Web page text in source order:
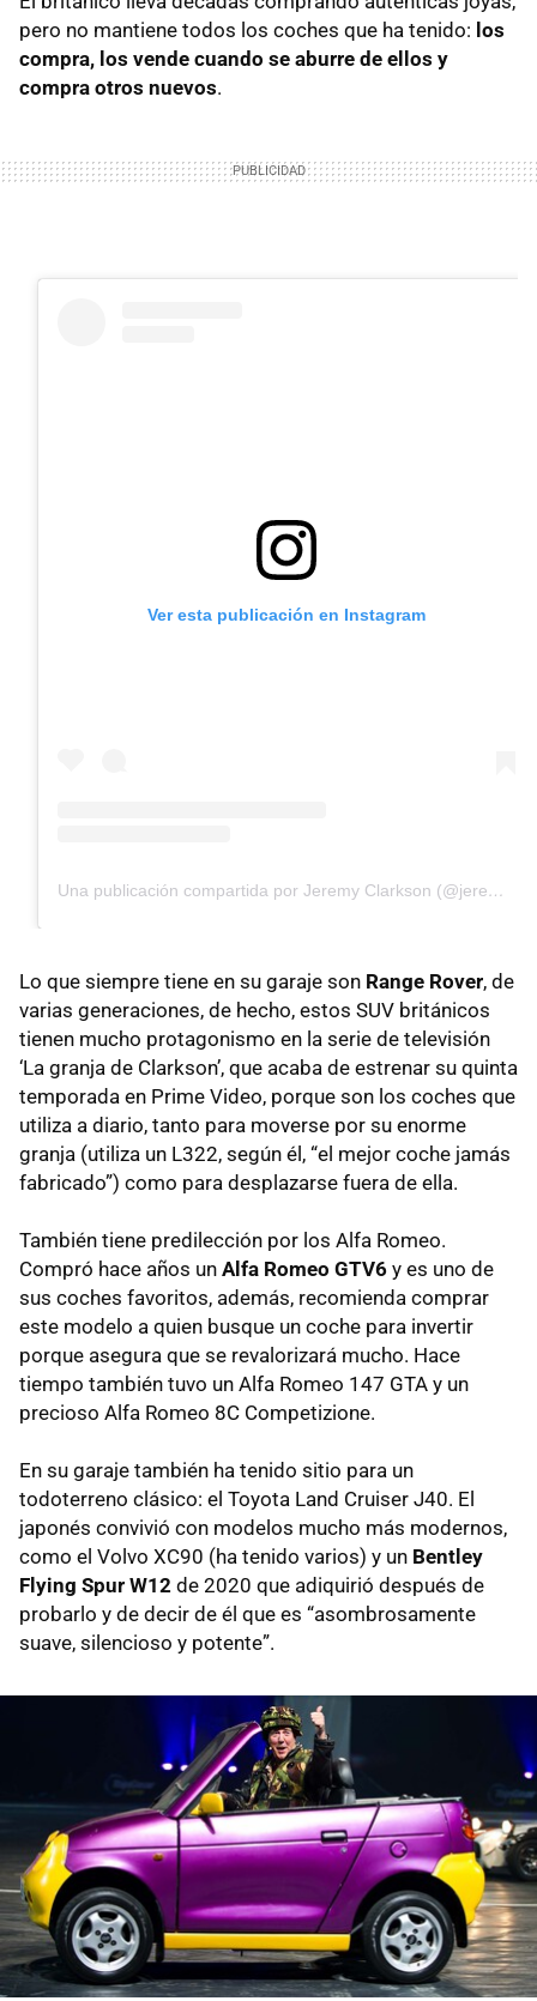
pero no mantiene todos los coches que ha tenido: los
compra, los vende cuando se aburre de ellos y
compra otros nuevos.
Ver esta publicación en Instagram
Una publicación compartida por Jeremy Clarkson (@jeremyclarkson1)
Lo que siempre tiene en su garaje son Range Rover, de
varias generaciones, de hecho, estos SUV británicos
tienen mucho protagonismo en la serie de televisión
‘La granja de Clarkson’, que acaba de estrenar su quinta
temporada en Prime Video, porque son los coches que
utiliza a diario, tanto para moverse por su enorme
granja (utiliza un L322, según él, “el mejor coche jamás
fabricado”) como para desplazarse fuera de ella.
También tiene predilección por los Alfa Romeo.
Compró hace años un Alfa Romeo GTV6 y es uno de
sus coches favoritos, además, recomienda comprar
este modelo a quien busque un coche para invertir
porque asegura que se revalorizará mucho. Hace
tiempo también tuvo un Alfa Romeo 147 GTA y un
precioso Alfa Romeo 8C Competizione.
En su garaje también ha tenido sitio para un
todoterreno clásico: el Toyota Land Cruiser J40. El
japonés convivió con modelos mucho más modernos,
como el Volvo XC90 (ha tenido varios) y un Bentley
Flying Spur W12 de 2020 que adiquirió después de
probarlo y de decir de él que es “asombrosamente
suave, silencioso y potente”.